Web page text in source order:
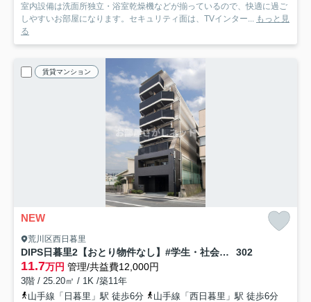
室内設備は洗面所独立・浴室乾燥機などが揃っているので、快適に過ご
しやすいお部屋になります。セキュリティ面は、TVインター...
もっと見
る
賃貸マンション
NEW
荒川区西日暮里
DIPS日暮里2【おとり物件なし】#学生・社会人にオススメ！初期費用分割払いOK！ 302
11.7万円 管理/共益費12,000円
3階 / 25.20㎡ / 1K /築11年
山手線「日暮里」駅 徒歩6分
山手線「西日暮里」駅 徒歩6分